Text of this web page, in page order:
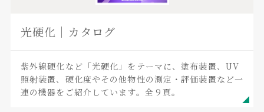
光硬化｜カタログ
紫外線硬化など「光硬化」をテーマに、塗布装置、UV
照射装置、硬化度やその他物性の測定・評価装置など一
連の機器をご紹介しています。全９頁。